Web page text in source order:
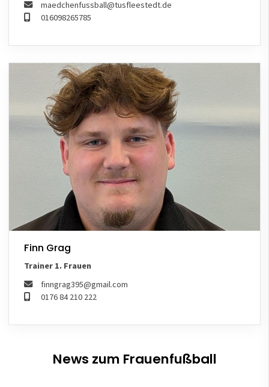
maedchenfussball@tusfleestedt.de
016098265785
Finn Grag
Trainer 1. Frauen
finngrag395@gmail.com
0176 84 210 222
News zum Frauenfußball